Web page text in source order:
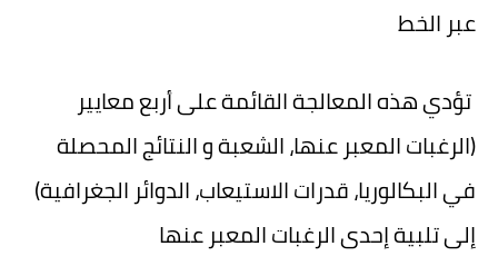
عبر الخط
تؤدي هذه المعالجة القائمة على أربع معايير
(الرغبات المعبر عنها، الشعبة و النتائج المحصلة
في البكالوريا، قدرات الاستيعاب، الدوائر الجغرافية)
إلى تلبية إحدى الرغبات المعبر عنها